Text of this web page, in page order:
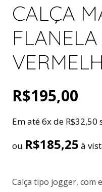
CALÇA
R$195,00
Em até 6x de R$32,50
ou R$185,25 à
Calça tipo jogger, com